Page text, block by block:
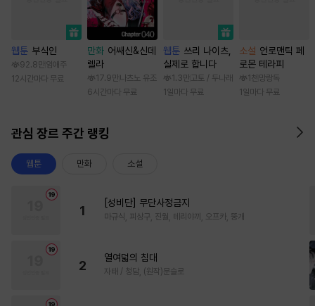
웹툰 부식인
92.8만 임애주
12시간마다 무료
만화 어쌔신&신데
렐라
17.9만 나츠노 유조
6시간마다 무료
웹툰 쓰리 나이츠,
실제로 합니다
1.3만 고토 / 두나래
1일마다 무료
소설 언로맨틱 페
로몬 테라피
1천 망랑독
1일마다 무료
관심 장르 주간 랭킹
웹툰 만화 소설
1
[성비단] 무단사정금지
마규식, 피상구, 진월, 테리야끼, 오프카, 뚱개
2
열여덟의 침대
자태 / 청담, (원작)문슬로